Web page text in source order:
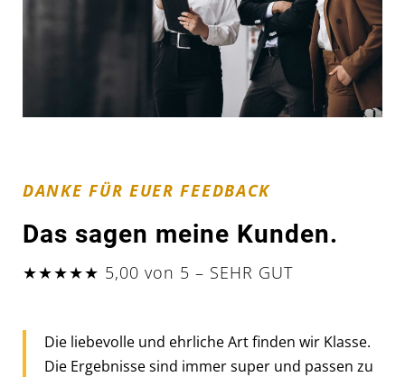
DANKE FÜR EUER FEEDBACK
Das sagen meine Kunden.
★★★★★ 5,00 von 5 – SEHR GUT
Die liebevolle und ehrliche Art finden wir Klasse.
Die Ergebnisse sind immer super und passen zu